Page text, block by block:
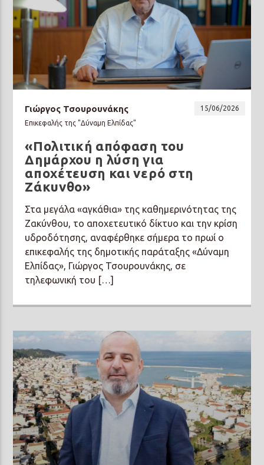
Γιώργος Τσουρουνάκης
15/06/2026
Επικεφαλής της "Δύναμη Ελπίδας"
«Πολιτική απόφαση του
Δημάρχου η λύση για
αποχέτευση και νερό στη
Ζάκυνθο»
Στα μεγάλα «αγκάθια» της καθημερινότητας της
Ζακύνθου, το αποχετευτικό δίκτυο και την κρίση
υδροδότησης, αναφέρθηκε σήμερα το πρωί ο
επικεφαλής της δημοτικής παράταξης «Δύναμη
Ελπίδας», Γιώργος Τσουρουνάκης, σε
τηλεφωνική του […]